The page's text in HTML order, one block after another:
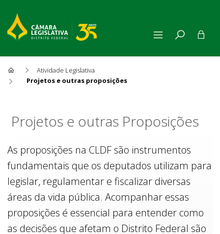
Atividade Legislativa
Projetos e outras proposições
Projetos e outras Proposições
As proposições na CLDF são instrumentos
fundamentais que os deputados utilizam para
legislar, regulamentar e fiscalizar diversas
áreas da vida pública. Acompanhar essas
proposições é essencial para entender como
as decisões que afetam o Distrito Federal são